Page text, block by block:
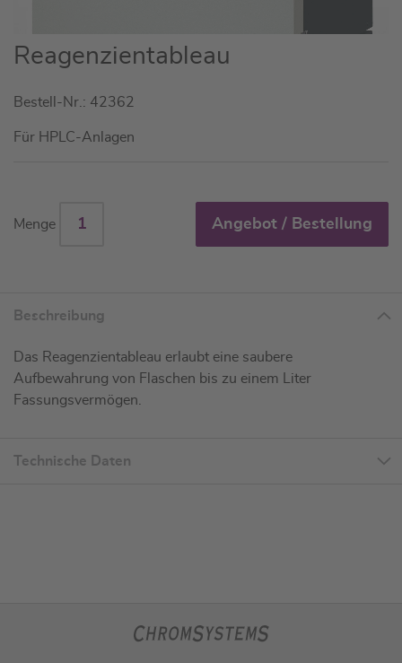
Zum
Anfang
Bildgalerie
springen
Reagenzientableau
Bestell-Nr.: 42362
Für HPLC-Anlagen
Menge Angebot / Bestellung
Beschreibung
Das Reagenzientableau erlaubt eine saubere
Aufbewahrung von Flaschen bis zu einem Liter
Fassungsvermögen.
Technische Daten